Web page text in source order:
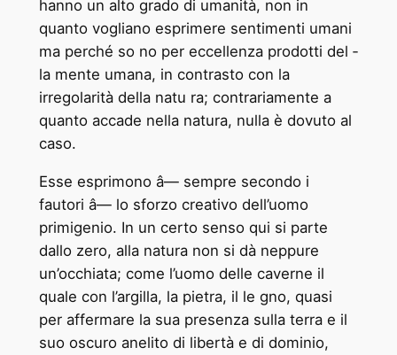
hanno un alto grado di umanità, non in
quanto vogliano esprimere sentimenti umani
ma perché so ­no per eccellenza prodotti del ­
la mente umana, in contrasto con la
irregolarità della natu ­ra; contrariamente a
quanto accade nella natura, nulla è dovuto al
caso.
Esse esprimono â— sempre secondo i
fautori â— lo sforzo creativo dell’uomo
primigenio. In un certo senso qui si parte
dallo zero, alla natura non si dà neppure
un’occhiata; come l’uomo delle caverne il
quale con l’argilla, la pietra, il le ­gno, quasi
per affermare la sua presenza sulla terra e il
suo oscuro anelito di libertà e di dominio,